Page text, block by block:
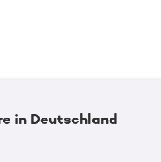
in Deutschland